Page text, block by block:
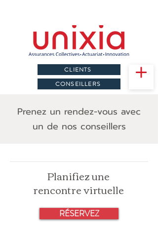
CONSEILLERS
CLIENTS
Prenez un rendez-vous avec
un de nos conseillers
Planifiez une
rencontre virtuelle
RÉSERVEZ